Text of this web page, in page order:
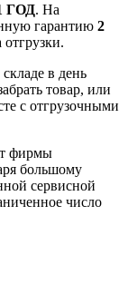
ГОД. На
гарантию 2
в день
товар, или
с отгрузочными
фирмы
большому
сервисной
число